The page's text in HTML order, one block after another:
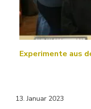
Experimente aus
13. Januar 2023